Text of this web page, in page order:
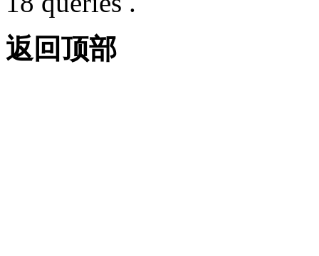
返回顶部